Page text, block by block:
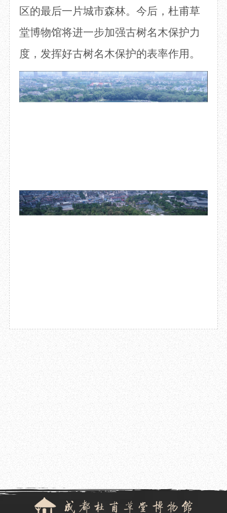
区的最后一片城市森林。今后，杜甫草
堂博物馆将进一步加强古树名木保护力
度，发挥好古树名木保护的表率作用。
2023.09.20
成都杜甫草堂博物馆组织开展2023年度网络安全专题培训
2023.09.07
成都杜甫草堂博物馆举办“从敦煌文献到杜诗”主题讲座